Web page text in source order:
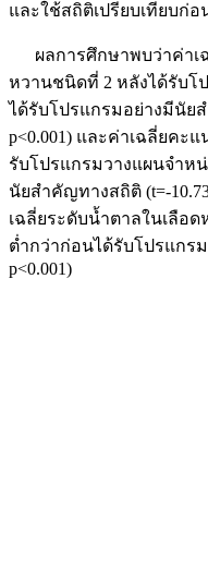
และใช้สถิติเปรียบเทียบก่อ
ผลการศึกษาพบว่าค่าเ
หวานชนิดที่ 2 หลังได้รับโ
ได้รับโปรแกรมอย่างมีนัย
p<0.001) และค่าเฉลี่ยคะ
รับโปรแกรมวางแผนจำห
นัยสำคัญทางสถิติ (t=-
เฉลี่ยระดับน้ำตาลในเลือ
ต่ำกว่าก่อนได้รับโปรแกร
p<0.001)